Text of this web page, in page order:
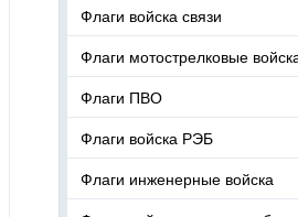
Флаги войска связи
Флаги мотострелковые
Флаги ПВО
Флаги войска РЭБ
Флаги инженерные войска